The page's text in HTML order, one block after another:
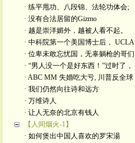
· 练平甩功、八段锦、法轮功体会;
· 没有合法居留的Gizmo
· 越是崇洋媚外，越被人看不起。
· 中科院第一个美国博士后， UCLA
· 位卑未敢忘忧国，无辜躺枪的哥们
· “男人没一个是好东西！”过时了，
· ABC MM 失婚吃大亏, 川普反全球
· 我们仍然向往诗和远方
· 万维诗人
· 让人无奈的北京有钱人
【人间烟火-1】
· 如何煲出中国人喜欢的罗宋湯